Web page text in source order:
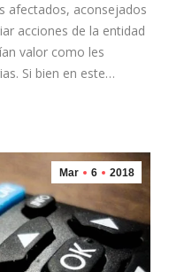
afectados, aconsejados
acciones de la entidad
valor como les
Si bien en este…
Mar 6 2018